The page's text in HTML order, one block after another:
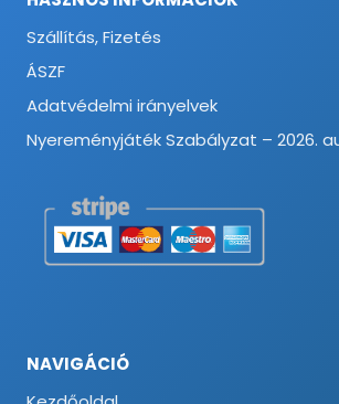
Szállítás, Fizetés
ÁSZF
Adatvédelmi irányelvek
Nyereményjáték Szabályzat – 2026.
NAVIGÁCIÓ